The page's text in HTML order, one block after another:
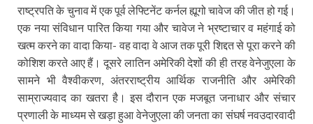
राष्ट्रपति के चुनाव में एक पूर्व लेफ्टिनेंट कर्नल ह्यूगो चावेज की जीत हो गई।
एक नया संविधान पारित किया गया और चावेज ने भ्रष्टाचार व महंगाई को
खत्म करने का वादा किया- वह वादा वे आज तक पूरी शिद्दत से पूरा करने की
कोशिश करते आए हैं। दूसरे लातिन अमेरिकी देशों की ही तरह वेनेजुएला के
सामने भी वैश्वीकरण, अंतरराष्ट्रीय आर्थिक राजनीति और अमेरिकी
साम्राज्यवाद का खतरा है। इस दौरान एक मजबूत जनाधार और संचार
प्रणाली के माध्यम से खड़ा हुआ वेनेजुएला की जनता का संघर्ष नवउदारवादी